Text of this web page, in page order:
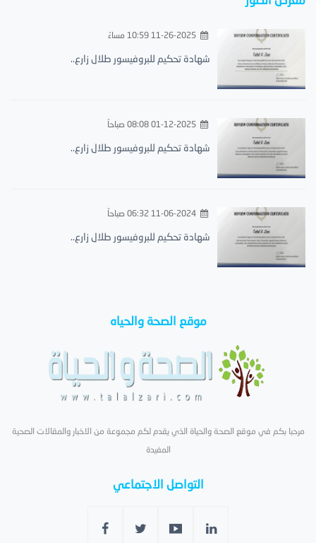
11-26-2025 10:59 مساءً
شهادة تحكيم للبروفيسور طلال زارع..
01-12-2025 08:08 صباحاً
شهادة تحكيم للبروفيسور طلال زارع..
11-06-2024 06:32 صباحاً
شهادة تحكيم للبروفيسور طلال زارع..
موقع الصحة والحياه
مرحبا بكم في موقع الصحة والحياة الذي يقدم لكم مجموعة من الاخبار والمقالات الصحية
المفيدة
التواصل الاجتماعي